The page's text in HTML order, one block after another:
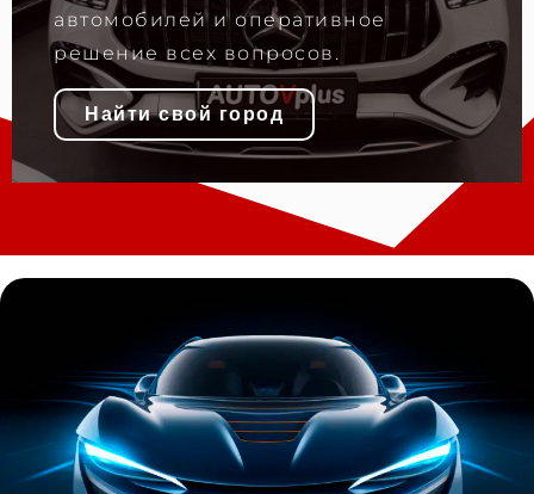
автомобилей и оперативное
решение всех вопросов.
Найти свой город